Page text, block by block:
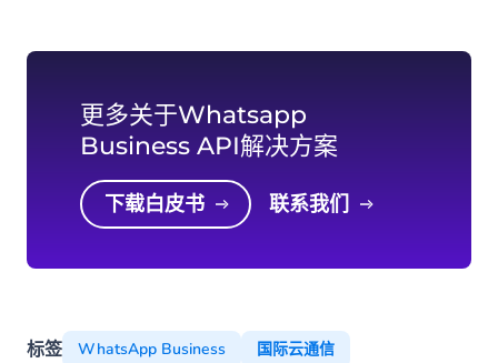
更多关于Whatsapp
Business API解决方案
下载白皮书 联系我们
标签 WhatsApp Business 国际云通信